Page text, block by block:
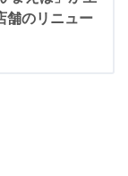
舗のリニュー